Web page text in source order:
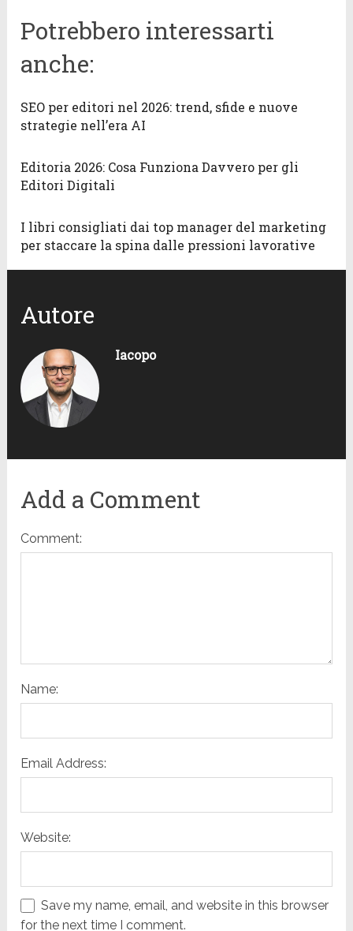
Potrebbero interessarti
anche:
SEO per editori nel 2026: trend, sfide e nuove
strategie nell’era AI
Editoria 2026: Cosa Funziona Davvero per gli
Editori Digitali
I libri consigliati dai top manager del marketing
per staccare la spina dalle pressioni lavorative
Autore
Iacopo
Add a Comment
Comment:
Name:
Email Address:
Website:
Save my name, email, and website in this browser
for the next time I comment.